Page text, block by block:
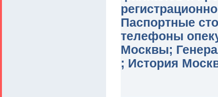
Паспортные
телефоны
Москвы;
; История